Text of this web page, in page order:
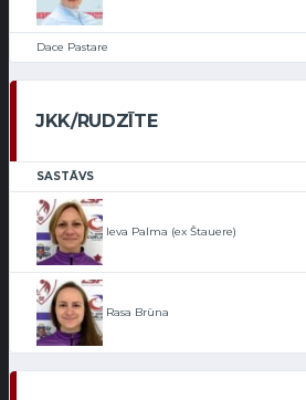
Dace Pastare
JKK/RUDZĪTE
SASTĀVS
Ieva Palma (ex Štauere)
Rasa Brūna